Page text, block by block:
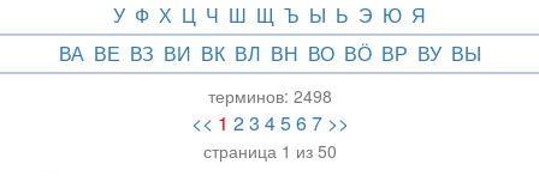
У Ф Х Ц Ч Ш Щ Ъ Ы Ь Э Ю Я
ВА ВЕ ВЗ ВИ ВК ВЛ ВН ВО ВӦ ВР ВУ ВЫ
терминов: 2498
<< 1 23 4567 >>
страница 1 из 50